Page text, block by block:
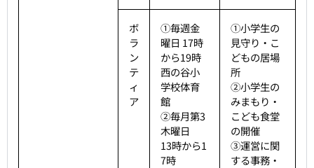
ボ
ラ
ン
テ
ィ
ア
①毎週金
曜日 17時
から19時
西の谷小
学校体育
館
②毎月第3
木曜日
13時から1
7時
①小学生の
見守り・こ
どもの居場
所
②小学生の
みまもり・
こども食堂
の開催
③運営に関
する事務・